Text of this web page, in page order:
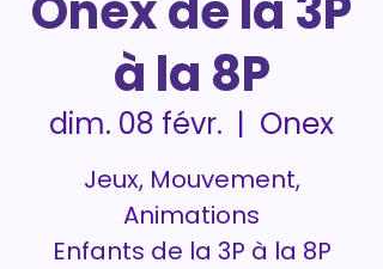
à la 8P
dim. 08 févr.
  |
Onex
Jeux, Mouvement,
Animations
Enfants de la 3P à la 8P